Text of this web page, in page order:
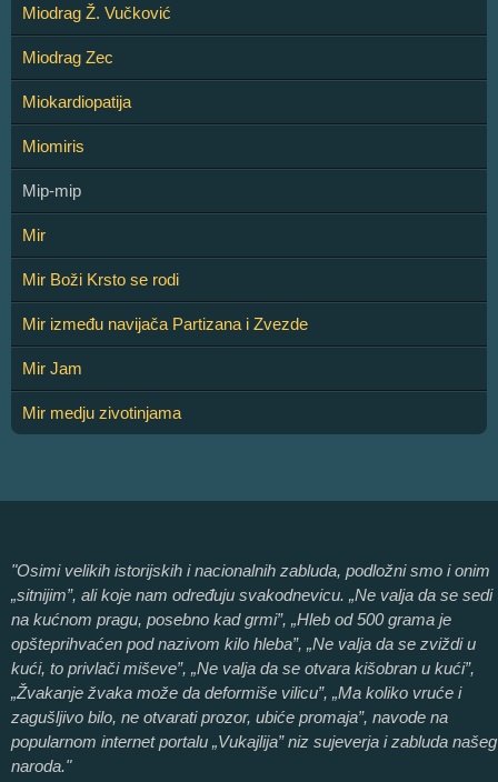
Miodrag Ž. Vučković
Miodrag Zec
Miokardiopatija
Miomiris
Mip-mip
Mir
Mir Boži Krsto se rodi
Mir između navijača Partizana i Zvezde
Mir Jam
Mir medju zivotinjama
"Osimi velikih istorijskih i nacionalnih zabluda, podložni smo i onim
„sitnijim”, ali koje nam određuju svakodnevicu. „Ne valja da se sedi
na kućnom pragu, posebno kad grmi”, „Hleb od 500 grama je
opšteprihvaćen pod nazivom kilo hleba”, „Ne valja da se zviždi u
kući, to privlači miševe”, „Ne valja da se otvara kišobran u kući”,
„Žvakanje žvaka može da deformiše vilicu”, „Ma koliko vruće i
zagušljivo bilo, ne otvarati prozor, ubiće promaja”, navode na
popularnom internet portalu „Vukajlija” niz sujeverja i zabluda našeg
naroda."